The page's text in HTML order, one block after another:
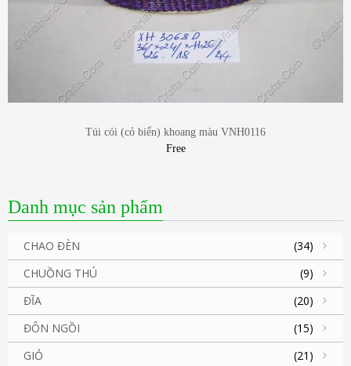
Túi cói (cỏ biển) khoang màu VNH0116
Free
Danh mục sản phẩm
CHAO ĐÈN
(34)
CHUỒNG THÚ
(9)
ĐĨA
(20)
ĐÔN NGỒI
(15)
GIỎ
(21)